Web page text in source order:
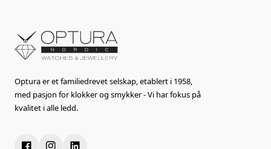
Optura er et familiedrevet selskap, etablert i 1958,
med pasjon for klokker og smykker - Vi har fokus på
kvalitet i alle ledd.